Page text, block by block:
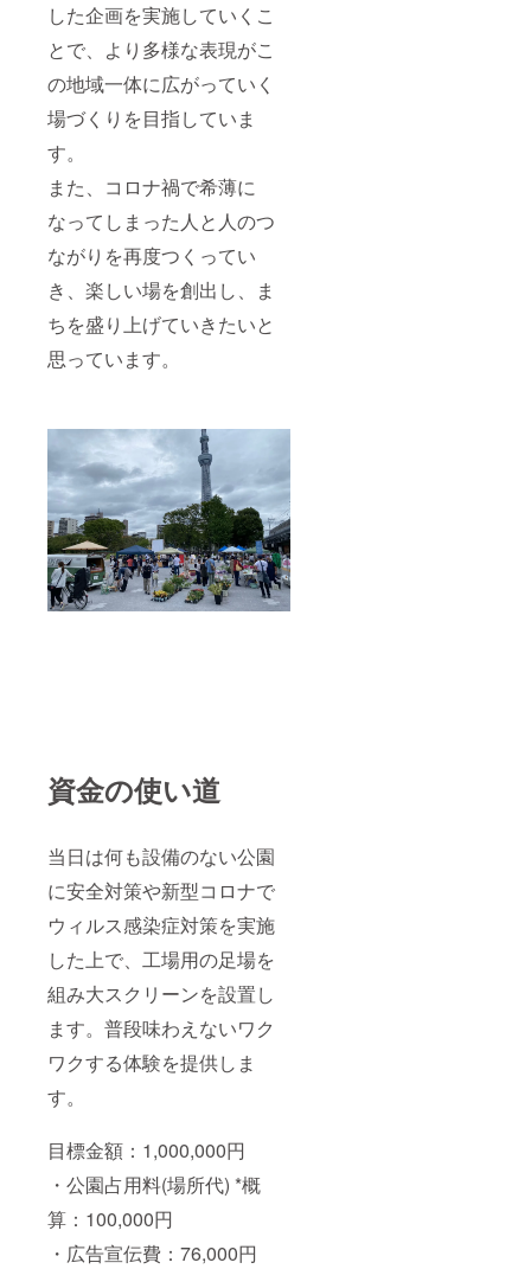
した企画を実施していくこ
とで、より多様な表現がこ
の地域一体に広がっていく
場づくりを目指していま
す。
また、コロナ禍で希薄に
なってしまった人と人のつ
ながりを再度つくってい
き、楽しい場を創出し、ま
ちを盛り上げていきたいと
思っています。
資金の使い道
当日は何も設備のない公園
に安全対策や新型コロナで
ウィルス感染症対策を実施
した上で、工場用の足場を
組み大スクリーンを設置し
ます。普段味わえないワク
ワクする体験を提供しま
す。
目標金額：1,000,000円
・公園占用料(場所代) *概
算：100,000円
・広告宣伝費：76,000円